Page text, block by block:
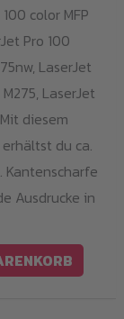
color MFP
Pro 100
LaserJet
LaserJet
diesem
du ca.
Kantenscharfe
Ausdrucke in